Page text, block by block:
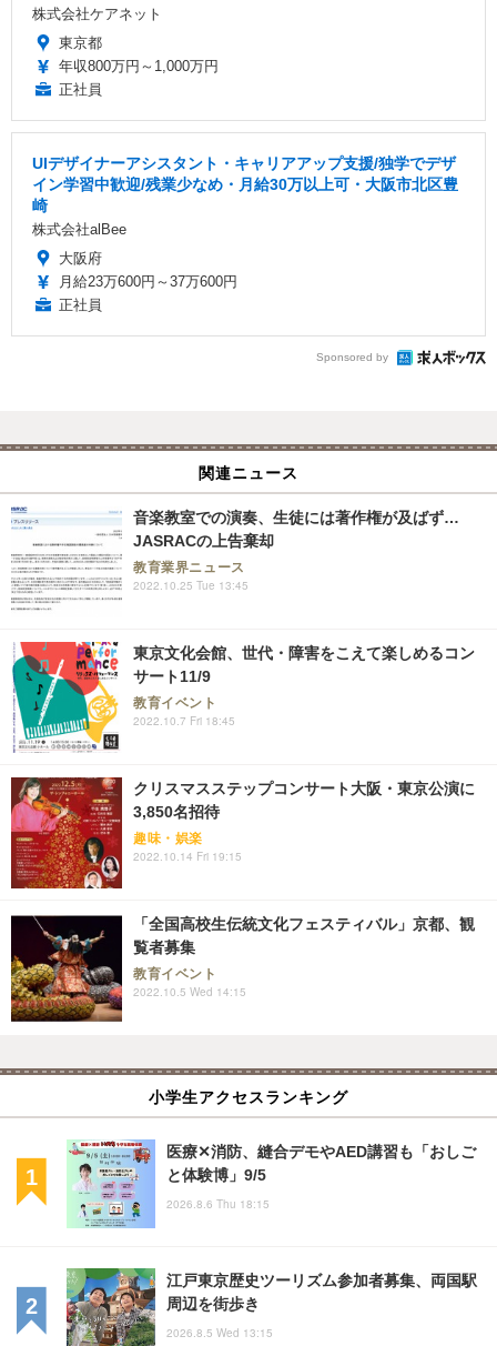
株式会社ケアネット
東京都
年収800万円～1,000万円
正社員
UIデザイナーアシスタント・キャリアアップ支援/独学でデザ
イン学習中歓迎/残業少なめ・月給30万以上可・大阪市北区豊
崎
株式会社alBee
大阪府
月給23万600円～37万600円
正社員
Sponsored by
関連ニュース
音楽教室での演奏、生徒には著作権が及ばず…
JASRACの上告棄却
教育業界ニュース
2022.10.25 Tue 13:45
東京文化会館、世代・障害をこえて楽しめるコン
サート11/9
教育イベント
2022.10.7 Fri 18:45
クリスマスステップコンサート大阪・東京公演に
3,850名招待
趣味・娯楽
2022.10.14 Fri 19:15
「全国高校生伝統文化フェスティバル」京都、観
覧者募集
教育イベント
2022.10.5 Wed 14:15
小学生アクセスランキング
医療✕消防、縫合デモやAED講習も「おしご
と体験博」9/5
2026.8.6 Thu 18:15
江戸東京歴史ツーリズム参加者募集、両国駅
周辺を街歩き
2026.8.5 Wed 13:15